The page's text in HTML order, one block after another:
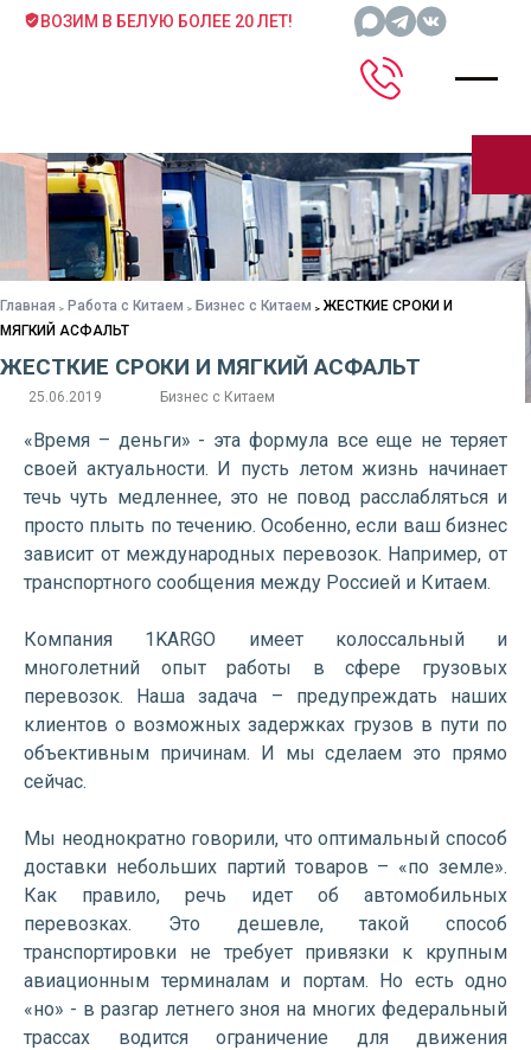
ВОЗИМ В БЕЛУЮ БОЛЕЕ 20 ЛЕТ!
Главная Работа с Китаем Бизнес с Китаем
ЖЕСТКИЕ СРОКИ И
МЯГКИЙ АСФАЛЬТ
ЖЕСТКИЕ СРОКИ И МЯГКИЙ АСФАЛЬТ
25.06.2019 Бизнес с Китаем
«Время – деньги» - эта формула все еще не теряет
своей актуальности. И пусть летом жизнь начинает
течь чуть медленнее, это не повод расслабляться и
просто плыть по течению. Особенно, если ваш бизнес
зависит от международных перевозок. Например, от
транспортного сообщения между Россией и Китаем.
Компания 1KARGO имеет колоссальный и
многолетний опыт работы в сфере грузовых
перевозок. Наша задача – предупреждать наших
клиентов о возможных задержках грузов в пути по
объективным причинам. И мы сделаем это прямо
сейчас.
Мы неоднократно говорили, что оптимальный способ
доставки небольших партий товаров – «по земле».
Как правило, речь идет об автомобильных
перевозках. Это дешевле, такой способ
транспортировки не требует привязки к крупным
авиационным терминалам и портам. Но есть одно
«но» - в разгар летнего зноя на многих федеральный
трассах водится ограничение для движения